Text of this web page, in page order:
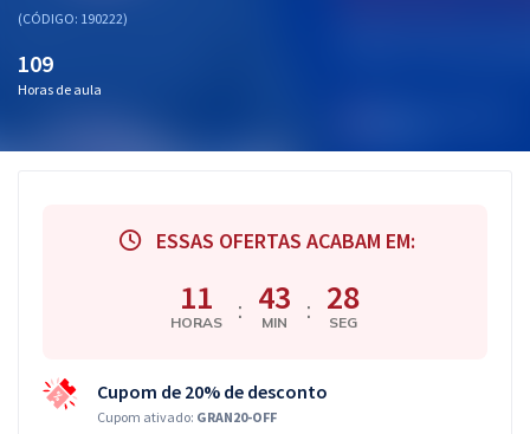
Questões grátis
(CÓDIGO: 190222)
109
Horas de aula
ESSAS OFERTAS ACABAM EM:
11
HORAS : 43
MIN : 28
SEG
Cupom de 20% de desconto
Cupom ativado: GRAN20-OFF